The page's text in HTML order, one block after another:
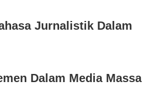
Jurnalistik Dalam
Dalam Media Massa